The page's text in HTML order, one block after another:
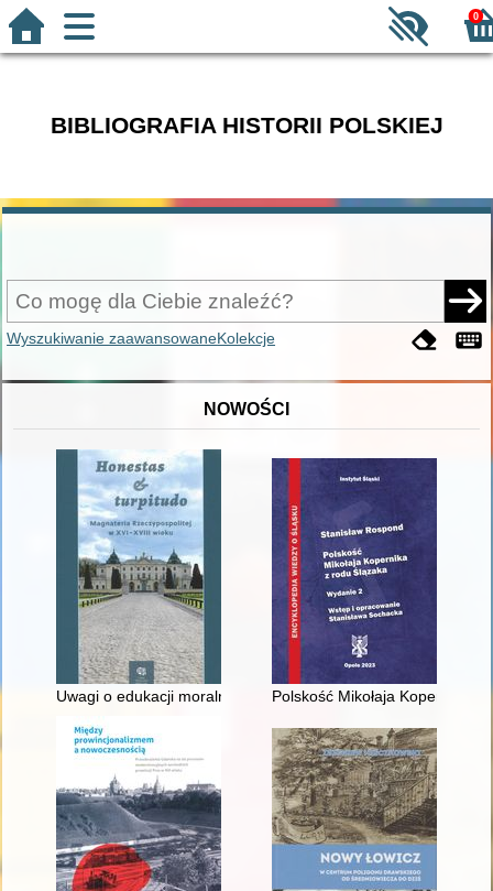
0
BIBLIOGRAFIA HISTORII POLSKIEJ
Wyszukiwanie zaawansowaneKolekcje
NOWOŚCI
Uwagi o edukacji moralnej synów szlacheckich w XVI-
Polskość Mikołaja Kopernika z